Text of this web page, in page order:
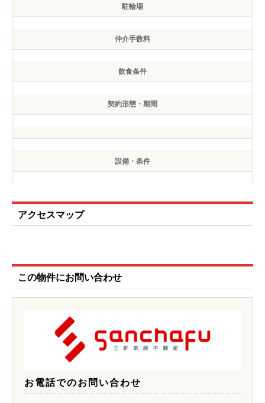
駐輪場
仲介手数料
飲食条件
契約形態・期間
設備・条件
アクセスマップ
この物件にお問い合わせ
お電話でのお問い合わせ